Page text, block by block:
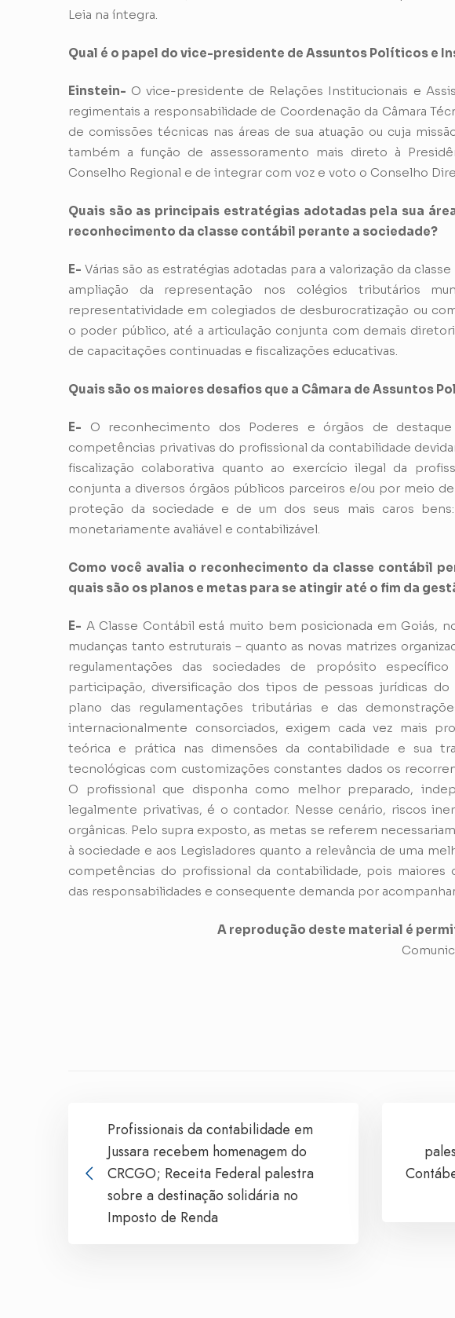
Leia na íntegra.
Qual é o papel do vice-presidente de Assuntos Políticos e
Einstein- O vice-presidente de Relações Institucionais e
regimentais a responsabilidade de Coordenação da Câmara
de comissões técnicas nas áreas de sua atuação ou cuja
também a função de assessoramento mais direto à
Conselho Regional e de integrar com voz e voto o Conselho
Quais são as principais estratégias adotadas pela sua
reconhecimento da classe contábil perante a sociedade?
E- Várias são as estratégias adotadas para a valorização da
ampliação da representação nos colégios tributários
representatividade em colegiados de desburocratização ou
o poder público, até a articulação conjunta com demais
de capacitações continuadas e fiscalizações educativas.
Quais são os maiores desafios que a Câmara de Assuntos
E- O reconhecimento dos Poderes e órgãos de
competências privativas do profissional da contabilidade
fiscalização colaborativa quanto ao exercício ilegal da
conjunta a diversos órgãos públicos parceiros e/ou por meio
proteção da sociedade e de um dos seus mais caros
monetariamente avaliável e contabilizável.
Como você avalia o reconhecimento da classe contábil
quais são os planos e metas para se atingir até o fim da
E- A Classe Contábil está muito bem posicionada em Goiás,
mudanças tanto estruturais – quanto as novas matrizes
regulamentações das sociedades de propósito
participação, diversificação dos tipos de pessoas jurídicas
plano das regulamentações tributárias e das
internacionalmente consorciados, exigem cada vez mais
teórica e prática nas dimensões da contabilidade e sua
tecnológicas com customizações constantes dados os
O profissional que disponha como melhor preparado,
legalmente privativas, é o contador. Nesse cenário, riscos
orgânicas. Pelo supra exposto, as metas se referem
à sociedade e aos Legisladores quanto a relevância de uma
competências do profissional da contabilidade, pois maiores
das responsabilidades e consequente demanda por
A reprodução deste material é
Profissionais da contabilidade em
Jussara recebem homenagem do
CRCGO; Receita Federal palestra
sobre a destinação solidária no
Imposto de Renda